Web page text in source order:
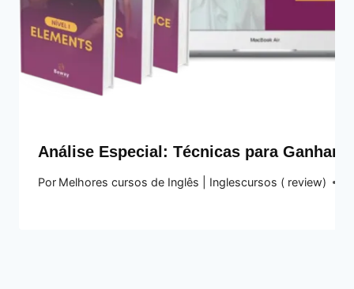
Análise Especial: Técnicas para Ganhar
Por Melhores cursos de Inglês | Inglescursos ( review)